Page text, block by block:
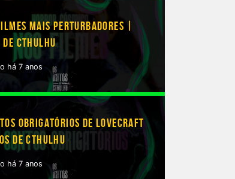
MAIS PERTURBADORES |
CTHULHU
há 7 anos
OBRIGATÓRIOS DE LOVECRAFT
DE CTHULHU
há 7 anos